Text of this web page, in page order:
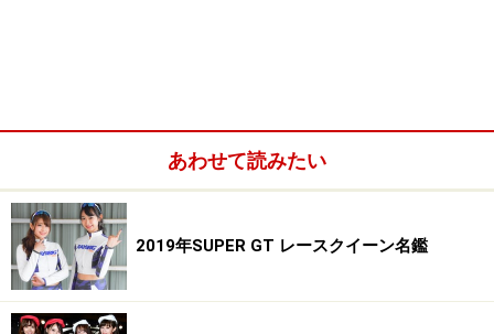
あわせて読みたい
2019年SUPER GT レースクイーン名鑑